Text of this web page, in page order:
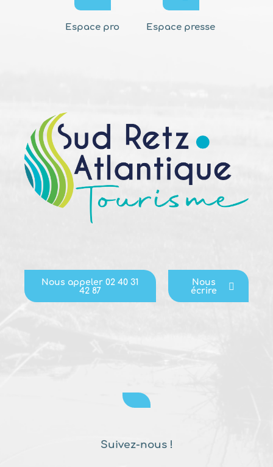
Espace pro Espace presse
Nous appeler 02 40 31
42 87
Nous
écrire
Suivez-nous !